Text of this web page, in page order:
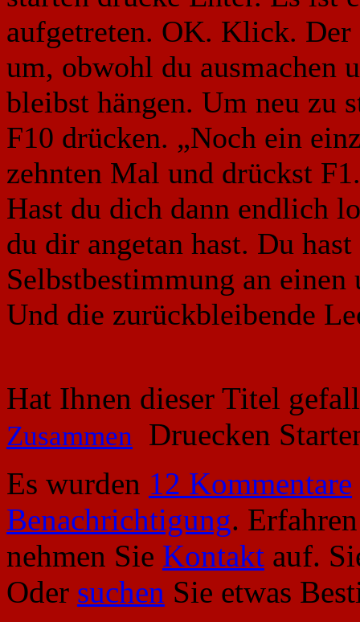
aufgetreten. OK. Klick.
um, obwohl du ausmachen
bleibst hängen. Um neu zu
F10 drücken. „Noch ein
zehnten Mal und drückst F1.
Hast du dich dann endlich
du dir angetan hast. Du
Selbstbestimmung an einen
Und die zurückbleibende
Hat Ihnen dieser Titel
Zusammen Druecken
Es wurden 12 Kommentare
Benachrichtigung.
nehmen Sie Kontakt auf.
Oder suchen Sie etwas